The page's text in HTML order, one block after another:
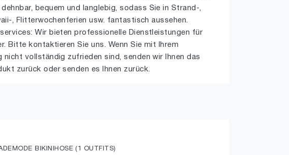
bequem und langlebig, sodass Sie in Strand-,
, Flitterwochenferien usw. fantastisch aussehen.
Wir bieten professionelle Dienstleistungen für
Bitte kontaktieren Sie uns. Wenn Sie mit Ihrem
nicht vollständig zufrieden sind, senden wir Ihnen das
zurück oder senden es Ihnen zurück.
BIKINIHOSE (1 OUTFITS)